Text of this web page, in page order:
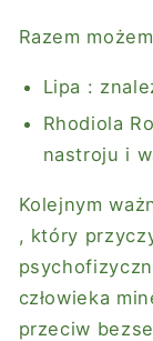
Razem
Lipa :
Rhodiola
nastroju i
Kolejnym
, który
człowieka
przeciw